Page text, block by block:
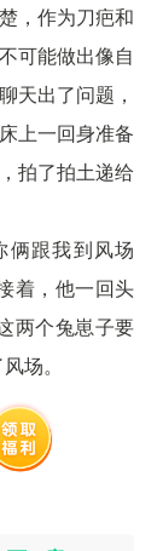
，作为刀疤和
可能做出像自
天出了问题，
上一回身准备
拍了拍土递给
俩跟我到风场
着，他一回头
两个兔崽子要
场。